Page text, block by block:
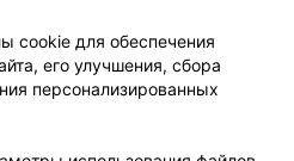
Новости проекта
Медицинский маркетинг
Доставка
cookie для обеспечения
его улучшения, сбора
персонализированных